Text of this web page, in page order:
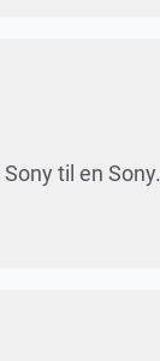
til en Sony.